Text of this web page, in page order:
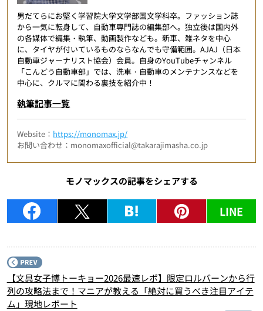
男だてらにお堅く学習院大学文学部国文学科卒。ファッション誌
から一気に転身して、自動車専門誌の編集部へ。独立後は国内外
の各媒体で編集・執筆、動画製作なども。新車、雑ネタを中心
に、タイヤが付いているものならなんでも守備範囲。AJAJ（日本
自動車ジャーナリスト協会）会員。自身のYouTubeチャンネル
「こんどう自動車部」では、洗車・自動車のメンテナンスなどを
中心に、クルマに関わる裏技を紹介中！
執筆記事一覧
Website： https://monomax.jp/
お問い合わせ：monomaxofficial@takarajimasha.co.jp
モノマックスの記事をシェアする
LINE
【文具女子博トーキョー2026最速レポ】限定ロルバーンから行
列の攻略法まで！マニアが教える「絶対に買うべき注目アイテ
ム」現地レポート